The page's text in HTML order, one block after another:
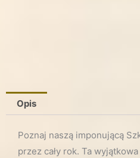
Opis
Poznaj naszą imponującą
przez cały rok. Ta